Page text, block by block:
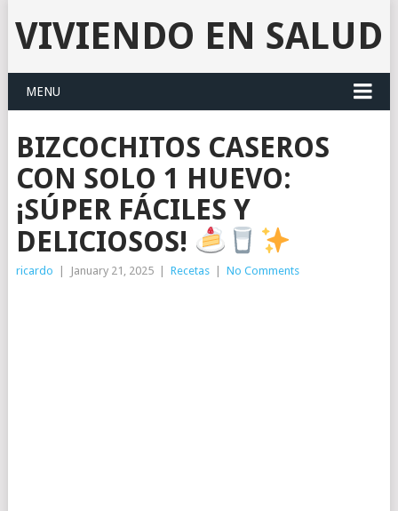
VIVIENDO EN SALUD
MENU
BIZCOCHITOS CASEROS
CON SOLO 1 HUEVO:
¡SÚPER FÁCILES Y
DELICIOSOS!
ricardo January 21, 2025 Recetas No Comments